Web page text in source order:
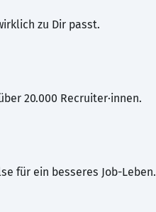
zu Dir passt.
20.000 Recruiter·innen.
für ein besseres Job-Leben.